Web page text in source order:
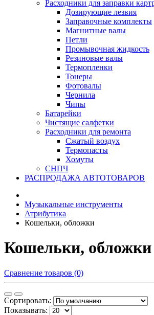
Расходники для заправки
Дозирующие лезвия
Заправочные комплекты
Магнитные валы
Петли
Промывочная жидкость
Резиновые валы
Термопленки
Тонеры
Фотовалы
Чернила
Чипы
Батарейки
Чистящие салфетки
Расходники для ремонта
Сжатый воздух
Термопасты
Хомуты
СНПЧ
РАСПРОДАЖА АВТОТОВАРОВ
Музыкальные инструменты
Атрибутика
Кошельки, обложки
Кошельки, обложки
Сравнение товаров (0)
Сортировать:
Показывать: